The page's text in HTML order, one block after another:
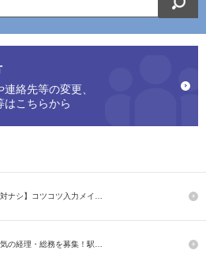
絡先等の変更、
はこちらから
ナシ】コツコツ入力メイ…
の経理・総務を募集！駅…